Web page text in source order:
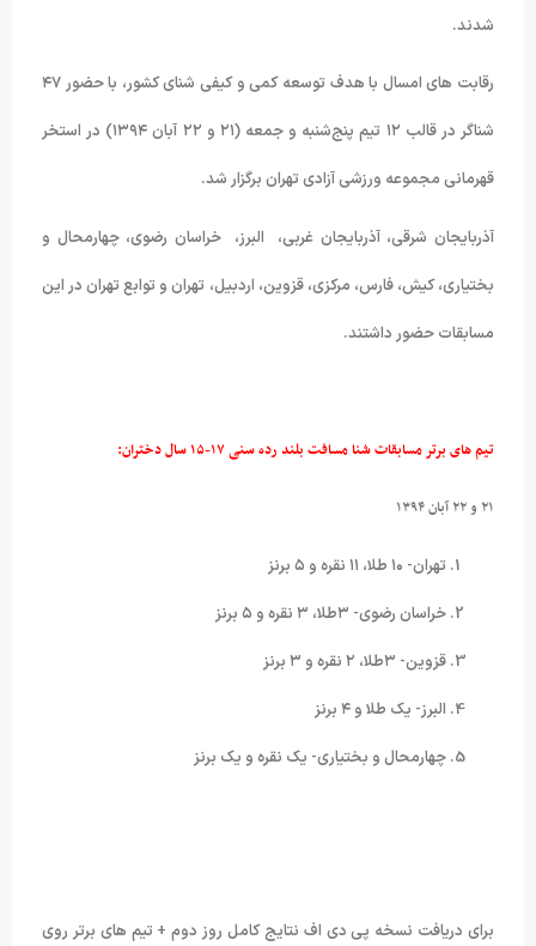
شدند.
رقابت های امسال با هدف توسعه کمی و کیفی شنای کشور، با حضور ۴۷
شناگر در قالب ۱۲ تیم پنج‌شنبه و جمعه (۲۱ و ۲۲ آبان ۱۳۹۴) در استخر
قهرمانی مجموعه ورزشی آزادی تهران برگزار شد.
آذربایجان شرقی، آذربایجان غربی، البرز، خراسان رضوی، چهارمحال و
بختیاری، کیش، فارس، مرکزی، قزوین، اردبیل، تهران و توابع تهران در این
مسابقات حضور داشتند.
تیم های برتر مسابقات شنا مسافت بلند رده سنی ۱۷-۱۵ سال دختران:
۲۱ و ۲۲ آبان ۱۳۹۴
تهران- ۱۰ طلا، ۱۱ نقره و ۵ برنز
خراسان رضوی- ۳طلا، ۳ نقره و ۵ برنز
قزوین- ۳طلا، ۲ نقره و ۳ برنز
البرز- یک طلا و ۴ برنز
چهارمحال و بختیاری- یک نقره و یک برنز
برای دریافت نسخه پی دی اف نتایج کامل روز دوم + تیم های برتر روی